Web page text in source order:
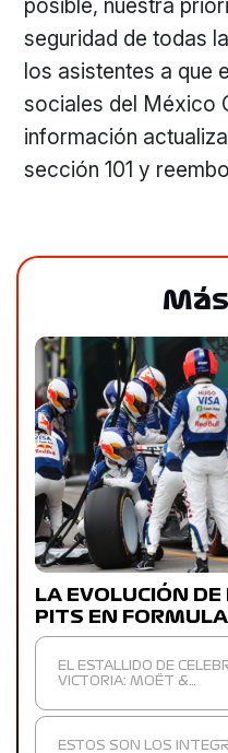
posible, nuestra
seguridad de todas
los asistentes a que
sociales del México
información
sección 101 y
LA EVOLUCIÓN
PITS EN
EL ESTALLIDO DE
VICTORIA: MOËT &…
ESTOS SON LOS